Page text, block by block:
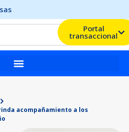
Portal
transaccional
acompañamiento a los